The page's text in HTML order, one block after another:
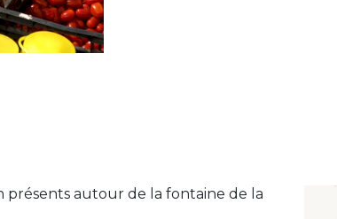
présents autour de la fontaine de la